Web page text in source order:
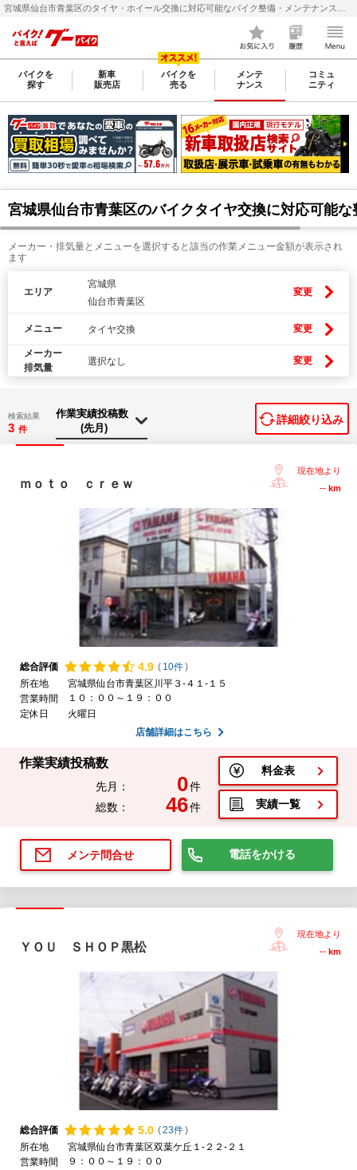
バイクを
探す
新車
販売店
バイクを
売る
メンテ
ナンス
コミュ
ニティ
宮城県仙台市青葉区のバイクタイヤ交換に対応可能な
メーカー・排気量とメニューを選択すると該当の作業メニュー金額が表示され
ます
エリア
宮城県
仙台市青葉区
変更
メニュー タイヤ交換 変更
メーカー
排気量
選択なし 変更
検索結果
3 件
詳細絞り込み
ｍｏｔｏ ｃｒｅｗ
現在地より
-- km
総合評価 4.9 ( 10件)
所在地
宮城県仙台市青葉区川平３-４１-１５
営業時間
１０：００～１９：００
定休日
火曜日
店舗詳細はこちら
作業実績投稿数
先月： 0件
総数：
46件
料金表
実績一覧
メンテ問合せ 電話をかける
ＹＯＵ ＳＨＯＰ黒松
現在地より
-- km
総合評価 5.0 (23件)
所在地
宮城県仙台市青葉区双葉ケ丘１-２２-２１
営業時間
９：００～１９：００